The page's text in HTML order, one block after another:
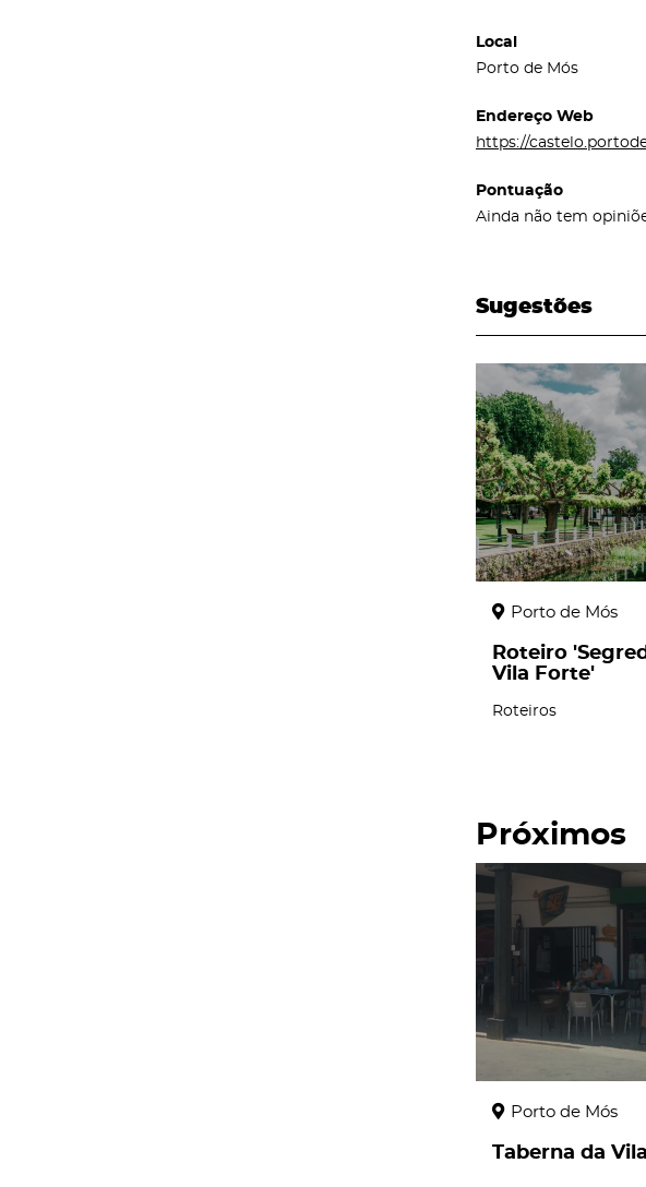
Local
Porto de Mós
Endereço Web
https://
Pontuação
Ainda não tem
Sugestões
page
Porto de Mós
Roteiro
Vila Forte'
Roteiros
Próximos
page
Porto de Mós
Taberna da Vila